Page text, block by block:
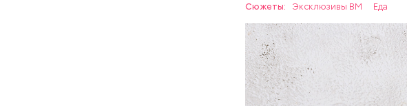
Сюжеты: Эксклюзивы ВМ Еда
ЕДА ОВОЩИ